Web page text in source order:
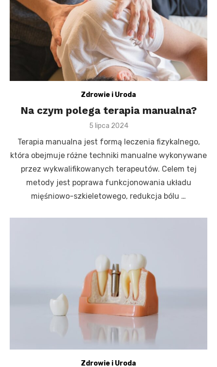
Zdrowie i Uroda
Na czym polega terapia manualna?
Posted
5 lipca 2024
Terapia manualna jest formą leczenia fizykalnego,
która obejmuje różne techniki manualne wykonywane
przez wykwalifikowanych terapeutów. Celem tej
metody jest poprawa funkcjonowania układu
mięśniowo-szkieletowego, redukcja bólu …
Zdrowie i Uroda